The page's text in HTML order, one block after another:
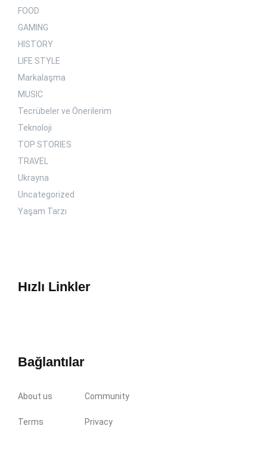
FOOD
GAMING
HISTORY
LIFE STYLE
Markalaşma
MUSIC
Tecrübeler ve Önerilerim
Teknoloji
TOP STORIES
TRAVEL
Ukrayna
Uncategorized
Yaşam Tarzı
Hızlı Linkler
Bağlantılar
About us Community
Terms Privacy